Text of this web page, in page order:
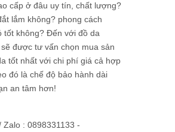
cấp ở đâu uy tín, chất lượng?
lắm không? phong cách
tốt không? Đến với đồ da
được tư vấn chọn mua sản
tốt nhất với chi phí giá cả hợp
đó là chế độ bảo hành dài
an tâm hơn!
: 0898331133 -